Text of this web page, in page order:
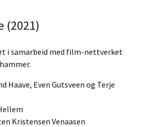
(2021)
i samarbeid med film-nettverket
Haave, Even Gutsveen og Terje
Kristensen Venaasen